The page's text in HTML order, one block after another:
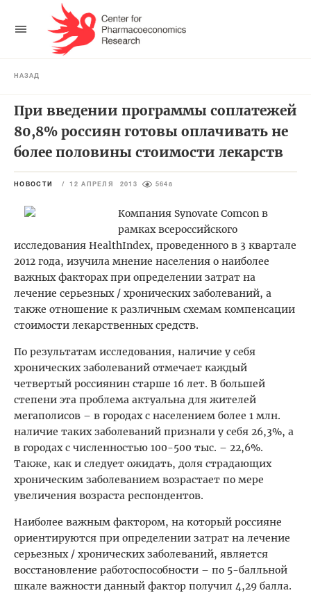
НАЗАД
При введении программы соплатежей
80,8% россиян готовы оплачивать не
более половины стоимости лекарств
НОВОСТИ / 12 АПРЕЛЯ 2013 5648
Компания Synovate Comcon в
рамках всероссийского
исследования HealthIndex, проведенного в 3 квартале
2012 года, изучила мнение населения о наиболее
важных факторах при определении затрат на
лечение серьезных / хронических заболеваний, а
также отношение к различным схемам компенсации
стоимости лекарственных средств.
По результатам исследования, наличие у себя
хронических заболеваний отмечает каждый
четвертый россиянин старше 16 лет. В большей
степени эта проблема актуальна для жителей
мегаполисов – в городах с населением более 1 млн.
наличие таких заболеваний признали у себя 26,3%, а
в городах с численностью 100-500 тыс. – 22,6%.
Также, как и следует ожидать, доля страдающих
хроническим заболеванием возрастает по мере
увеличения возраста респондентов.
Наиболее важным фактором, на который россияне
ориентируются при определении затрат на лечение
серьезных / хронических заболеваний, является
восстановление работоспособности – по 5-балльной
шкале важности данный фактор получил 4,29 балла.